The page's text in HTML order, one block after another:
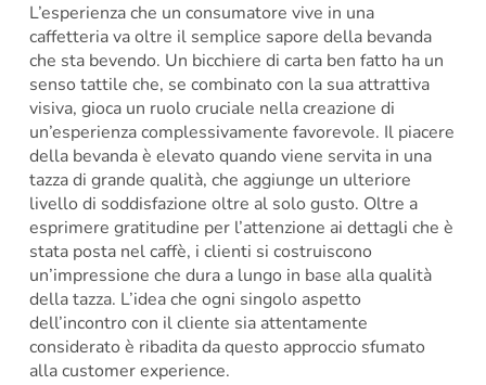
L’esperienza che un consumatore vive in una
caffetteria va oltre il semplice sapore della bevanda
che sta bevendo. Un bicchiere di carta ben fatto ha un
senso tattile che, se combinato con la sua attrattiva
visiva, gioca un ruolo cruciale nella creazione di
un’esperienza complessivamente favorevole. Il piacere
della bevanda è elevato quando viene servita in una
tazza di grande qualità, che aggiunge un ulteriore
livello di soddisfazione oltre al solo gusto. Oltre a
esprimere gratitudine per l’attenzione ai dettagli che è
stata posta nel caffè, i clienti si costruiscono
un’impressione che dura a lungo in base alla qualità
della tazza. L’idea che ogni singolo aspetto
dell’incontro con il cliente sia attentamente
considerato è ribadita da questo approccio sfumato
alla customer experience.